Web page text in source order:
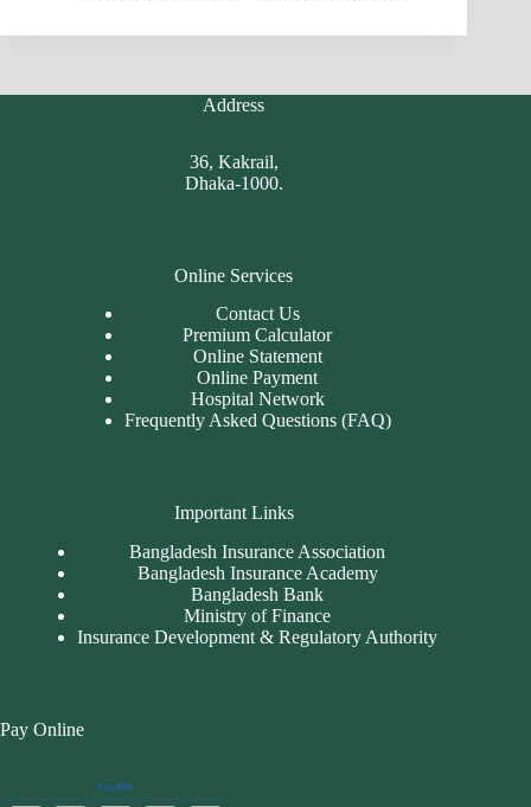
Address
36, Kakrail,
Dhaka-1000.
Online Services
Contact Us
Premium Calculator
Online Statement
Online Payment
Hospital Network
Frequently Asked Questions (FAQ)
Important Links
Bangladesh Insurance Association
Bangladesh Insurance Academy
Bangladesh Bank
Ministry of Finance
Insurance Development & Regulatory Authority
Pay Online